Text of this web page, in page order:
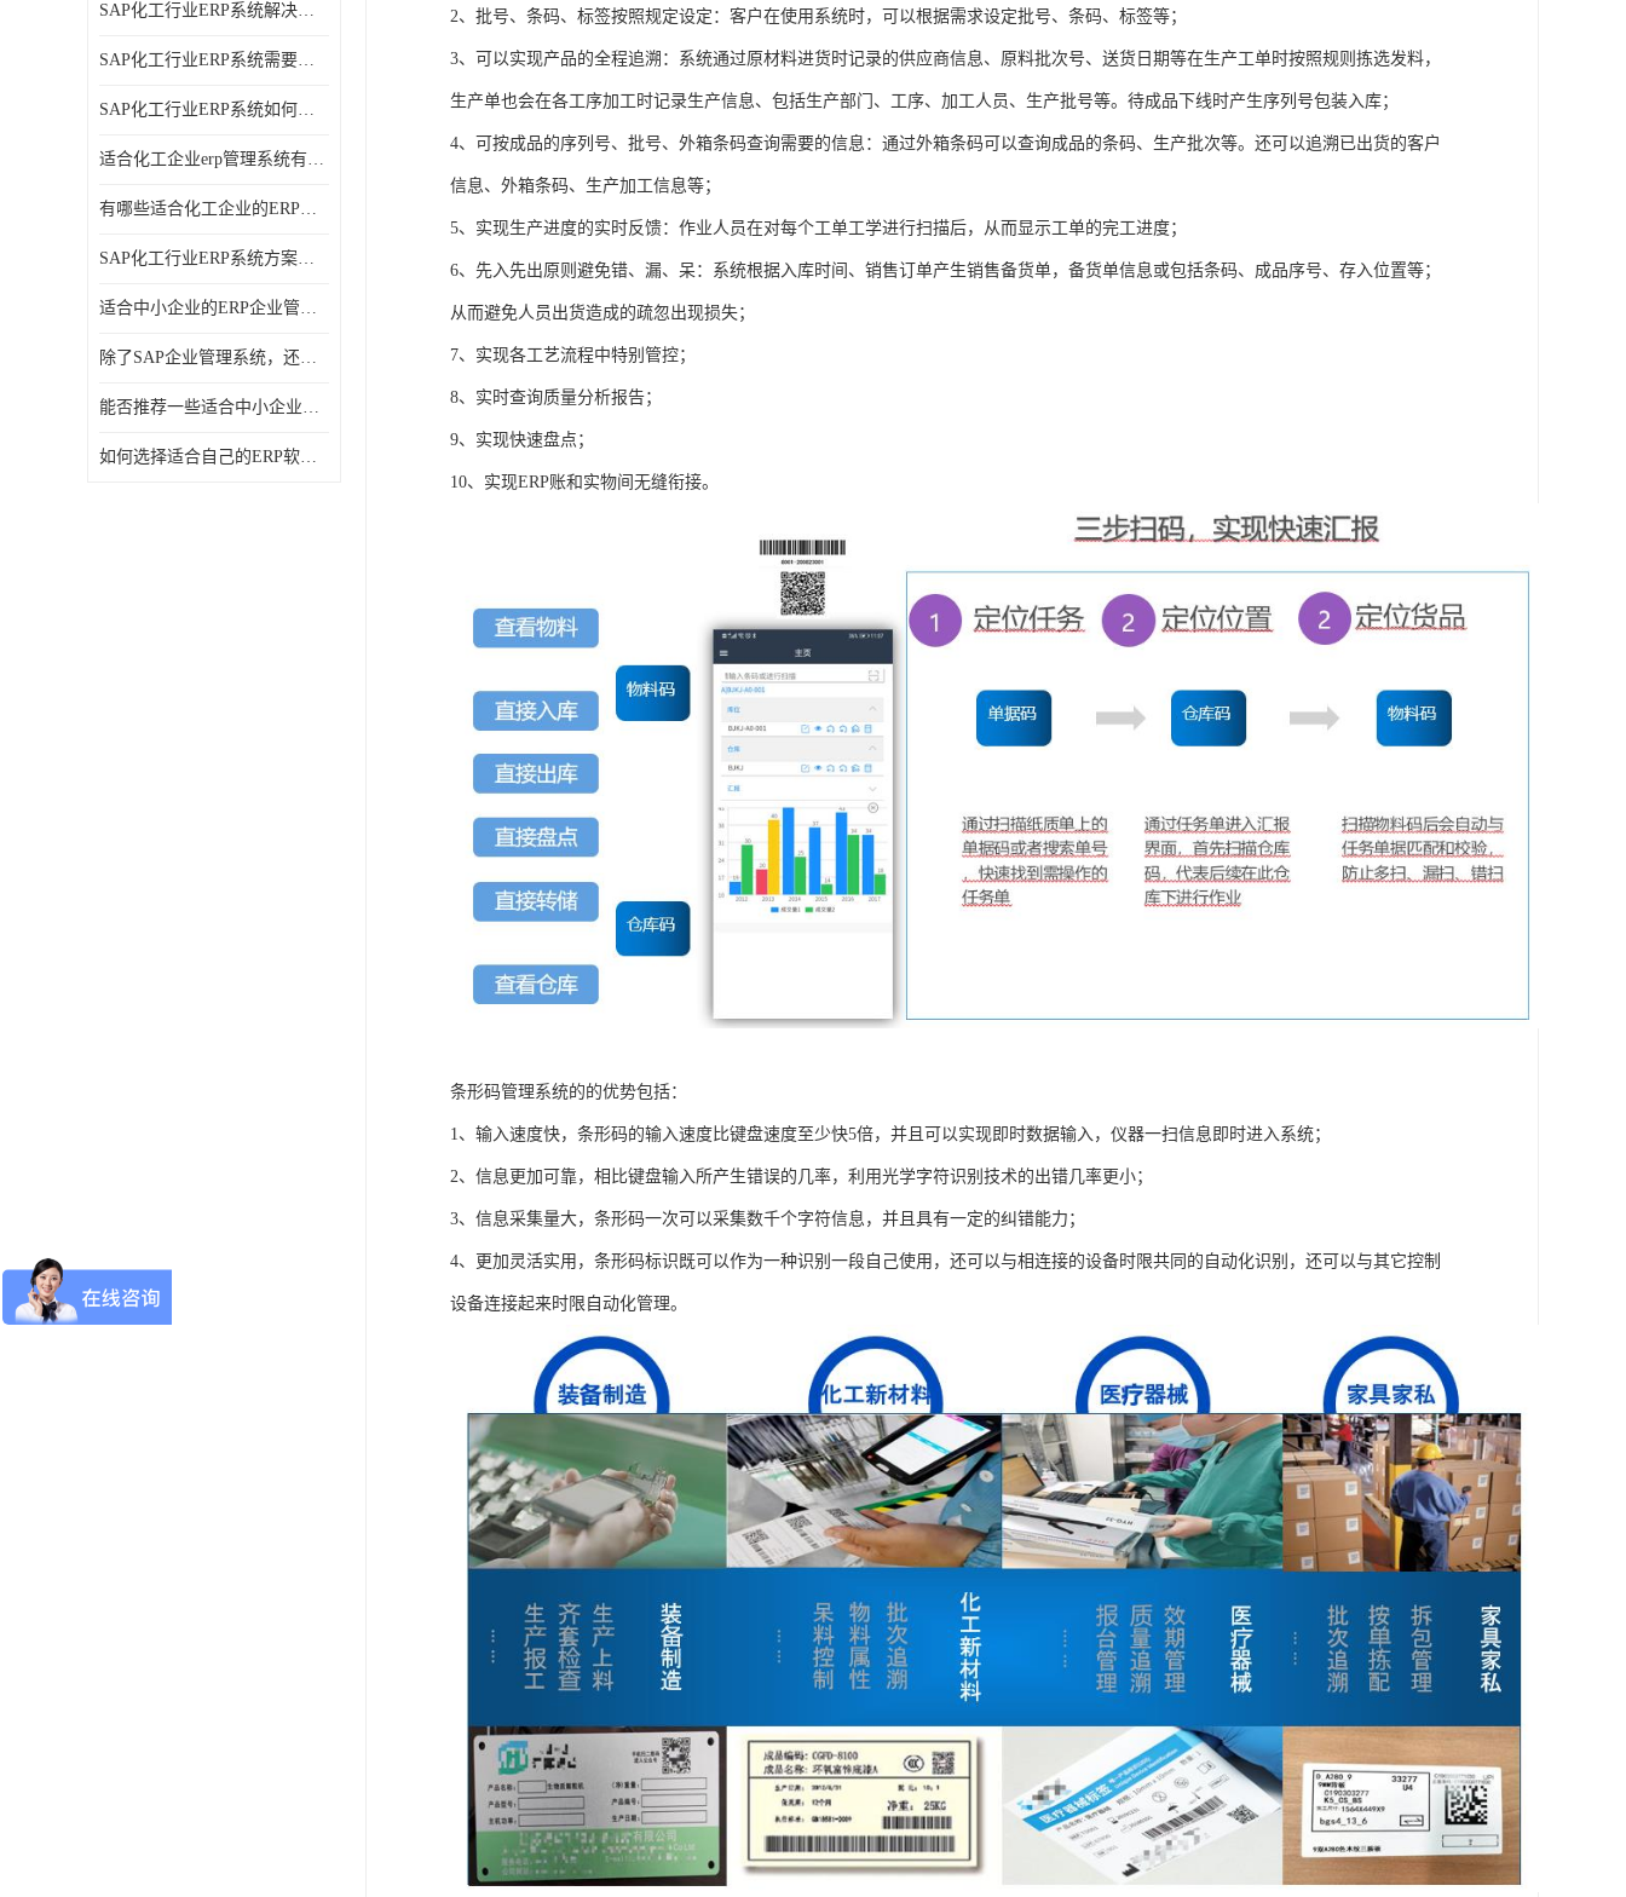
SAP化工行业ERP系统解决方案的细节和功能介绍？北京奥维奥
SAP化工行业ERP系统需要多少钱？北京奥维奥
SAP化工行业ERP系统如何帮助企业提率和降？北京奥维奥
适合化工企业erp管理系统有哪些？分别有哪些优势?
有哪些适合化工企业的ERP管理系统？分别需要多少钱？
SAP化工行业ERP系统方案介绍？SAP实施商，北京奥维奥
适合中小企业的ERP企业管理系统的价格大概是多少？北京奥维奥
除了SAP企业管理系统，还有哪些类似的企业管理软件可以推荐？
能否推荐一些适合中小企业的ERP企业管理软件？北京奥维奥
如何选择适合自己的ERP软件？北京奥维奥
2、批号、条码、标签按照规定设定：客户在使用系统时，可以根据需求设定批号、条码、标签等；
3、可以实现产品的全程追溯：系统通过原材料进货时记录的供应商信息、原料批次号、送货日期等在生产工单时按照规则拣选发料，
生产单也会在各工序加工时记录生产信息、包括生产部门、工序、加工人员、生产批号等。待成品下线时产生序列号包装入库；
4、可按成品的序列号、批号、外箱条码查询需要的信息：通过外箱条码可以查询成品的条码、生产批次等。还可以追溯已出货的客户
信息、外箱条码、生产加工信息等；
5、实现生产进度的实时反馈：作业人员在对每个工单工学进行扫描后，从而显示工单的完工进度；
6、先入先出原则避免错、漏、呆：系统根据入库时间、销售订单产生销售备货单，备货单信息或包括条码、成品序号、存入位置等；
从而避免人员出货造成的疏忽出现损失；
7、实现各工艺流程中特别管控；
8、实时查询质量分析报告；
9、实现快速盘点；
10、实现ERP账和实物间无缝衔接。
条形码管理系统的的优势包括：
1、输入速度快，条形码的输入速度比键盘速度至少快5倍，并且可以实现即时数据输入，仪器一扫信息即时进入系统；
2、信息更加可靠，相比键盘输入所产生错误的几率，利用光学字符识别技术的出错几率更小；
3、信息采集量大，条形码一次可以采集数千个字符信息，并且具有一定的纠错能力；
4、更加灵活实用，条形码标识既可以作为一种识别一段自己使用，还可以与相连接的设备时限共同的自动化识别，还可以与其它控制
设备连接起来时限自动化管理。